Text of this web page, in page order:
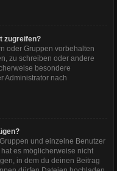
zugreifen?
oder Gruppen vorbehalten
zu schreiben oder andere
besondere
Administrator nach
und einzelne Benutzer
es möglicherweise nicht
in dem du deinen Beitrag